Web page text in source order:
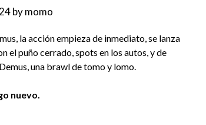
bymomo
la acción empieza de inmediato, se lanza
el puño cerrado, spots en los autos, y de
una brawl de tomo y lomo.
nuevo.